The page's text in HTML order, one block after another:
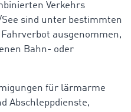
Verkehrs
sind unter bestimmten
ausgenommen,
Bahn- oder
für lärmarme
Abschleppdienste,